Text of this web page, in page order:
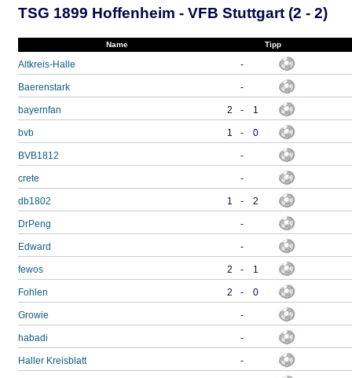
TSG 1899 Hoffenheim - VFB Stuttgart (2 - 2)
Name Tipp
Altkreis-Halle -
Baerenstark -
bayernfan 2 - 1
bvb 1 - 0
BVB1812 -
crete -
db1802 1 - 2
DrPeng -
Edward -
fewos 2 - 1
Fohlen 2 - 0
Growie -
habadi -
Haller Kreisblatt -